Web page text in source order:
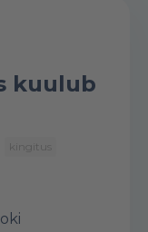
kuulub
kingitus